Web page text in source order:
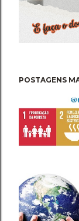
POSTAGENS